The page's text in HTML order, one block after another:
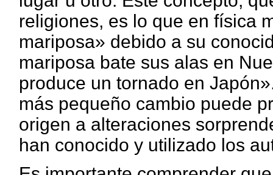
religiones, es lo que en física
mariposa» debido a su
mariposa bate sus alas en
produce un tornado en
más pequeño cambio puede
origen a alteraciones
han conocido y utilizado los